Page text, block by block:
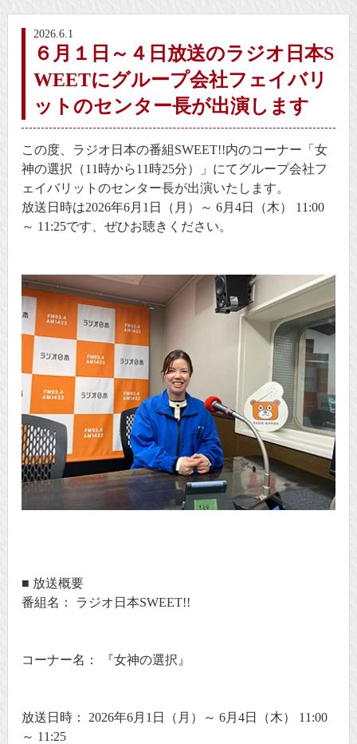
2026.6.1
６月１日～４日放送のラジオ日本S
WEETにグループ会社フェイバリ
ットのセンター長が出演します
この度、ラジオ日本の番組SWEET!!内のコーナー「女
神の選択（11時から11時25分）」にてグループ会社フ
ェイバリットのセンター長が出演いたします。
放送日時は2026年6月1日（月）～ 6月4日（木） 11:00
～ 11:25です、ぜひお聴きください。
■ 放送概要
番組名： ラジオ日本SWEET!!
コーナー名： 『女神の選択』
放送日時： 2026年6月1日（月）～ 6月4日（木） 11:00
～ 11:25